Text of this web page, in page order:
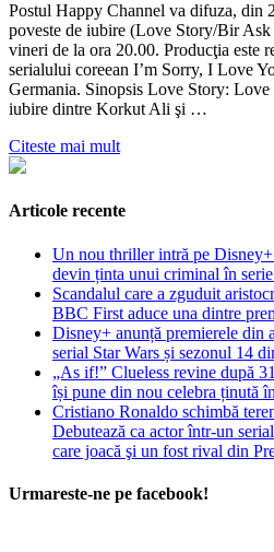
Postul Happy Channel va difuza, din
poveste de iubire (Love Story/Bir
vineri de la ora 20.00. Producţia este
serialului coreean I’m Sorry, I Love
Germania. Sinopsis Love Story: Love
iubire dintre Korkut Ali şi …
Citeste mai mult
Articole recente
Un nou thriller intră pe
devin ținta unui criminal în
Scandalul care a zguduit
BBC First aduce una dintre
Disney+ anunță premierele din
serial Star Wars și sezonul 14
„As if!” Clueless revine după
își pune din nou celebra ținută
Cristiano Ronaldo schimbă
Debutează ca actor într-un
care joacă şi un fost rival din
Urmareste-ne pe facebook!